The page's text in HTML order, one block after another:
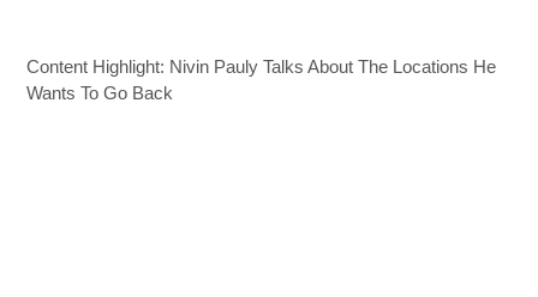
Content Highlight: Nivin Pauly Talks About The Locations He
Wants To Go Back